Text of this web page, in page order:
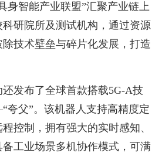
身智能产业联盟”汇聚产业链上
研院所及测试机构，通过资源
技术壁垒与碎片化发展，打造
发布了全球首款搭载5G-A技
父”。该机器人支持高精度定
控制，拥有强大的实时感知、
工业场景多机协作模式，可满